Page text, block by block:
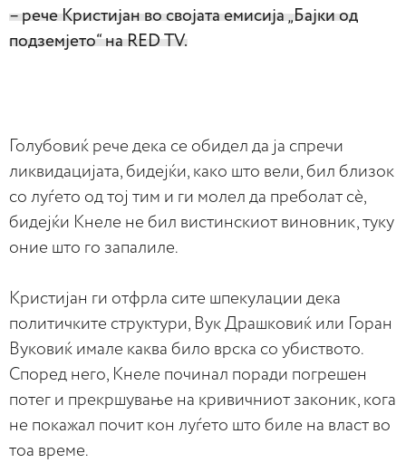
– рече Кристијан во својата емисија „Бајки од
подземјето“ на RED TV.
Голубовиќ рече дека се обидел да ја спречи
ликвидацијата, бидејќи, како што вели, бил близок
со луѓето од тој тим и ги молел да преболат сè,
бидејќи Кнеле не бил вистинскиот виновник, туку
оние што го запалиле.
Кристијан ги отфрла сите шпекулации дека
политичките структури, Вук Драшковиќ или Горан
Вуковиќ имале каква било врска со убиството.
Според него, Кнеле починал поради погрешен
потег и прекршување на кривичниот законик, кога
не покажал почит кон луѓето што биле на власт во
тоа време.